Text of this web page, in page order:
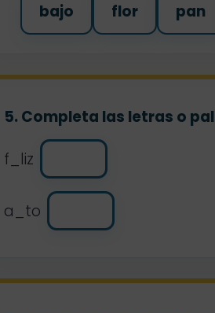
bajo flor pan
5. Completa las letras o
f_liz
a_to